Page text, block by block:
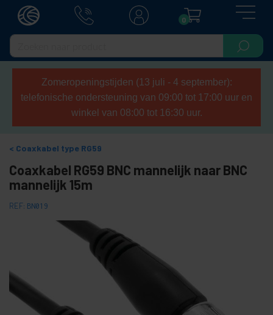
0
Zomeropeningstijden (13 juli - 4 september):
telefonische ondersteuning van 09:00 tot 17:00 uur en
winkel van 08:00 tot 16:30 uur.
Coaxkabel type RG59
Coaxkabel RG59 BNC mannelijk naar BNC
mannelijk 15m
REF: BN019